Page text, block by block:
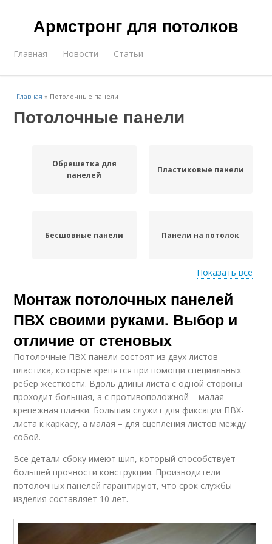
Армстронг для потолков
Главная Новости Статьи
Главная » Потолочные панели
Потолочные панели
Обрешетка для
панелей
Пластиковые панели
Бесшовные панели Панели на потолок
Потолочная плитка
Цены на потолочные
панели
Панели для потолка
Потолок под
пластиковые панели
Потолок из
пластиковых панелей
Подвесной потолок
Реечные панели
Показать все
Монтаж потолочных панелей
ПВХ своими руками. Выбор и
отличие от стеновых
Потолочные ПВХ-панели состоят из двух листов
пластика, которые крепятся при помощи специальных
ребер жесткости. Вдоль длины листа с одной стороны
проходит большая, а с противоположной – малая
крепежная планки. Большая служит для фиксации ПВХ-
листа к каркасу, а малая – для сцепления листов между
собой.
Все детали сбоку имеют шип, который способствует
большей прочности конструкции. Производители
потолочных панелей гарантируют, что срок службы
изделия составляет 10 лет.